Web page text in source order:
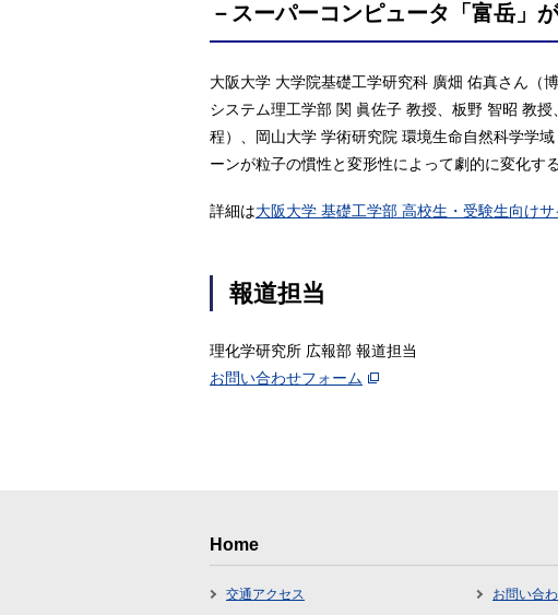
－スーパーコンピュータ「富岳」
大阪大学 大学院基礎工学研究科 廣畑 佑真さん（
システム理工学部 関 眞佐子 教授、板野 智昭 教
程）、岡山大学 学術研究院 環境生命自然科学学
ーンが粒子の慣性と変形性によって劇的に変化す
詳細は大阪大学 基礎工学部 高校生・受験生向けサ
報道担当
理化学研究所 広報部 報道担当
お問い合わせフォーム
Home
交通アクセス お問い合